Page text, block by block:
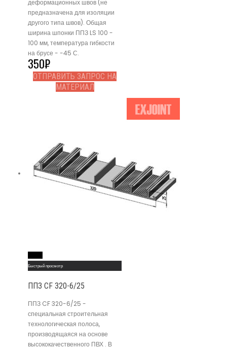
деформационных швов (не
предназначена для изоляции
другого типа швов). Общая
ширина шпонки ППЗ LS 100 -
100 мм, температура гибкости
на брусе - -45 С.
350₽
ОТПРАВИТЬ ЗАПРОС НА
МАТЕРИАЛ
Быстрый просмотр
ППЗ CF 320-6/25
ППЗ CF 320-6/25 -
специальная строительная
технологическая полоса,
производящаяся на основе
высококачественного ПВХ . В